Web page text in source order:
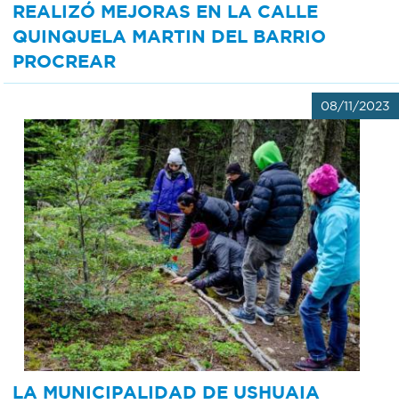
REALIZÓ MEJORAS EN LA CALLE
QUINQUELA MARTIN DEL BARRIO
PROCREAR
08/11/2023
LA MUNICIPALIDAD DE USHUAIA